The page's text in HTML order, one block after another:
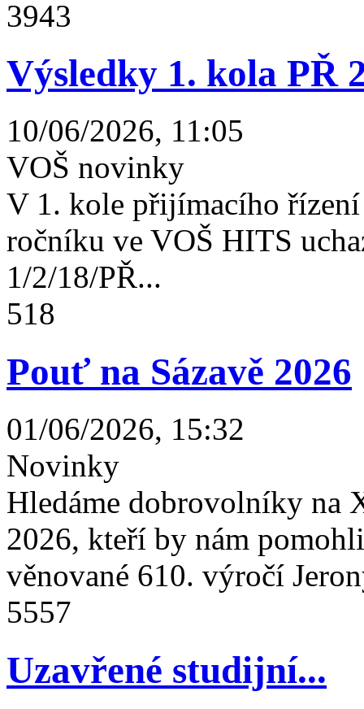
3943
Výsledky 1. kola PŘ
10/06/2026, 11:05
VOŠ novinky
V 1. kole přijímacího
ročníku ve VOŠ HITS
1/2/18/PŘ...
518
Pouť na Sázavě 2026
01/06/2026, 15:32
Novinky
Hledáme dobrovolníky na
2026, kteří by nám
věnované 610. výročí
5557
Uzavřené studijní...